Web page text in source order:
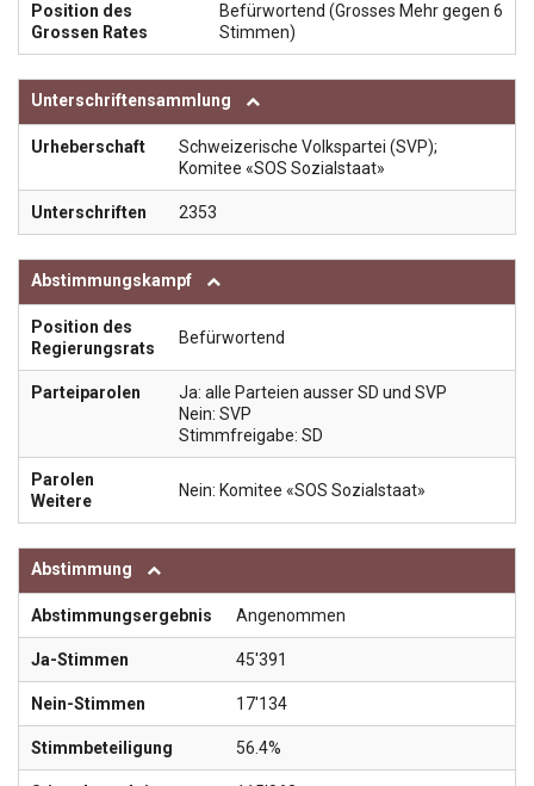
Position des
Grossen Rates
Befürwortend (Grosses Mehr gegen 6
Stimmen)
Unterschriftensammlung
Urheberschaft
Schweizerische Volkspartei (SVP);
Komitee «SOS Sozialstaat»
Unterschriften 2353
Abstimmungskampf
Position des
Regierungsrats
Befürwortend
Parteiparolen
Ja: alle Parteien ausser SD und SVP
Nein: SVP
Stimmfreigabe: SD
Parolen
Weitere
Nein: Komitee «SOS Sozialstaat»
Abstimmung
Abstimmungsergebnis Angenommen
Ja-Stimmen 45'391
Nein-Stimmen 17'134
Stimmbeteiligung 56.4%